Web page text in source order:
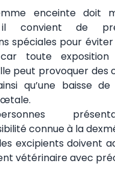
enceinte doit
il convient de
spéciales pour
toute exposition
peut provoquer des
qu’une baisse
connue à la
excipients doivent
vétérinaire avec